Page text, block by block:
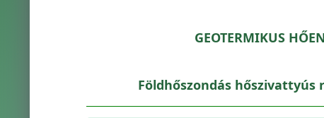
GEOTERMIKUS
Földhőszondás